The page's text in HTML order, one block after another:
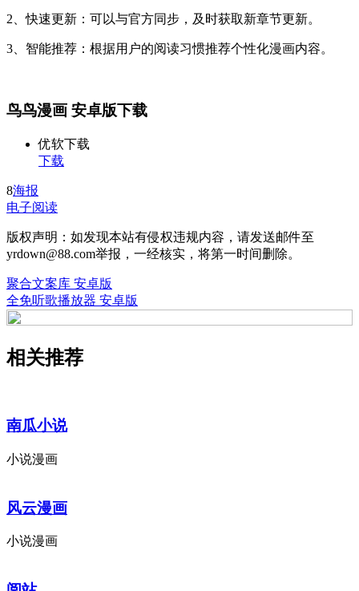
2、快速更新：可以与官方同步，及时获取新章节更新。
3、智能推荐：根据用户的阅读习惯推荐个性化漫画内容。
鸟鸟漫画 安卓版下载
优软下载
下载
8海报
电子阅读
版权声明：如发现本站有侵权违规内容，请发送邮件至
yrdown@88.com举报，一经核实，将第一时间删除。
聚合文案库 安卓版
全免听歌播放器 安卓版
相关推荐
南瓜小说
小说漫画
风云漫画
小说漫画